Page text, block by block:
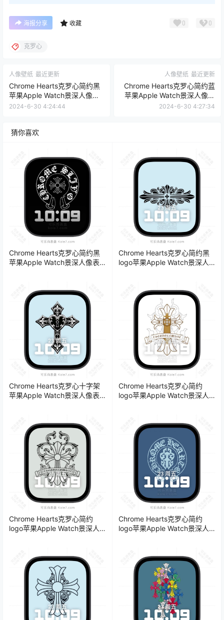
海报分享 收藏 0 0
克罗心
人像壁纸 最近更新
Chrome Hearts克罗心简约黑
苹果Apple Watch景深人像表
盘.watchface
2024-6-30 4:24:44
人像壁纸 最近更新
Chrome Hearts克罗心简约蓝
苹果Apple Watch景深人像表
盘.watchface
2024-6-30 4:27:34
猜你喜欢
Chrome Hearts克罗心简约黑
苹果Apple Watch景深人像表
Chrome Hearts克罗心简约黑
logo苹果Apple Watch景深人
Chrome Hearts克罗心十字架
苹果Apple Watch景深人像表
Chrome Hearts克罗心简约
logo苹果Apple Watch景深人
Chrome Hearts克罗心简约
logo苹果Apple Watch景深人
Chrome Hearts克罗心简约
logo苹果Apple Watch景深人